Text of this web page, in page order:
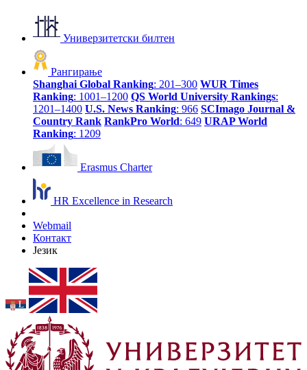
Универзитетски билтен
Рангирање
Shanghai Global Ranking: 201–300 WUR Times
Ranking: 1001–1200 QS World University Rankings:
1201–1400 U.S. News Ranking: 966 SCImago Journal &
Country Rank RankPro World: 649 URAP World
Ranking: 1209
Erasmus Charter
HR Excellence in Research
Webmail
Контакт
Језик